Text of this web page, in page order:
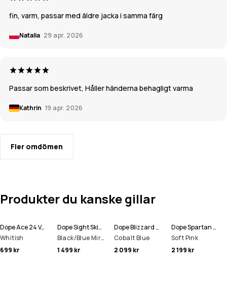
fin, varm, passar med äldre jacka i samma färg
Natalia 29 apr. 2026
Passar som beskrivet, Håller händerna behagligt varma
Kathrin 19 apr. 2026
Fler omdömen
Produkter du kanske gillar
Dope Ace 24 Vantar Snow
Whitish
699 kr
Dope Sight Skidglasögon
Black/Blue Mirror
1 499 kr
Dope Blizzard W Snowboardjacka Kvinna
Cobalt Blue
2 099 kr
Dope Spartan W Snowboardjacka Kvinna
Soft Pink
2 199 kr